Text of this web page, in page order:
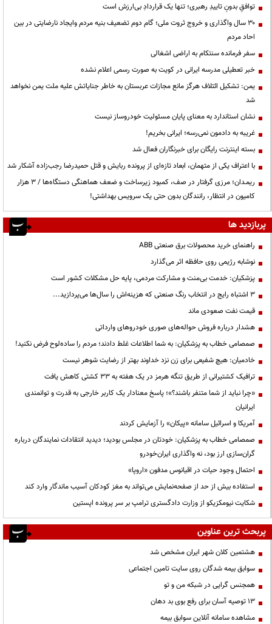
توافقِ بدونِ تاییدِ رهبری؛ تنها یک قراردادِ بی‌ارزش است
۳۰ سال واگذاری و خروج ثروت ملی؛ گام دوم تضعیف بنیه مردم وایجاد نارضایتی در بین
احاد مردم
سفر فرمانده سنتکام به اراضی اشغالی
خبر تعطیلی مدرسه ایرانی در کویت به صورت رسمی اعلام نشده
یمن: تشکیل ائتلاف هرگز مانع مجازات عربستان به خاطر جنایاتش علیه ملت یمن نخواهد
شد
نشان استاندارد به معنای پایان مسئولیت خودروساز نیست
غریبه به دادمون نمی‌رسه؛ ایرانی بخریم!
بسته اینترنت رایگان برای خبرنگاران فعال شد
با اعتراف یکی از متهمان، ابعاد تازه‌ای از پرونده ربایش و قتل حمیدرضا رجب‌زاده آشکار شد
ریمـدان؛ مرزی گرفتار در صف، کمبود زیرساخت و ضعف هماهنگی دستگاه‌ها / ۳ هزار
کامیون در انتظار، رانندگان بدون حتی یک سرویس بهداشتی!
پربازدید ها
راهنمای خرید محصولات برق صنعتی ABB
نوشابه رژیمی روی حافظه اثر می‌گذارد
پزشکیان: خدمت بی‌منت و مشارکت مردمی، پایه حل مشکلات کشور است
3 اشتباه رایج در انتخاب رنگ صنعتی که هزینه‌اش را سال‌ها می‌پردازید...
قیمت نفت صعودی ماند
هشدار درباره فروش حواله‌های صوری خودروهای وارداتی
صمصامی خطاب به پزشکیان: به شما اطلاعات غلط دادند؛ مردم را ساده‌لوح فرض نکنید!
خادمیان: هیچ شفیعی برای زن نزد خداوند بهتر از رضایت شوهر نیست
ترافیک کشتیرانی از طریق تنگه هرمز در یک هفته به ۳۳ کشتی کاهش یافت
«چرا نباید از شما متنفر باشند؟»؛ پاسخ معنادار یک کاربر خارجی به قدرت و توانمندی
ایرانیان
آمریکا و اسرائیل سامانه «پیکان» را آزمایش کردند
صمصامی خطاب به پزشکیان: خودتان در مجلس بودید؛ دیدید انتقادات نمایندگان درباره
گران‌سازی ارز بود، نه واگذاری ایران‌خودرو
احتمال وجود حیات در اقیانوس مدفون «اروپا»
استفاده بیش از حد از صفحه‌نمایش می‌تواند به مغز کودکان آسیب ماندگار وارد کند
شکایت نیومکزیکو از وزارت دادگستری ترامپ بر سر پرونده اپستین
پربحث ترین عناوین
هشتمین کلان شهر ایران مشخص شد
سوابق بیمه شدگان روی سایت تامین اجتماعی
همجنس گرایی در شبکه من و تو
13 توصیه آسان برای رفع بوی بد دهان
مشاهده سامانه آنلاين سوابق بیمه